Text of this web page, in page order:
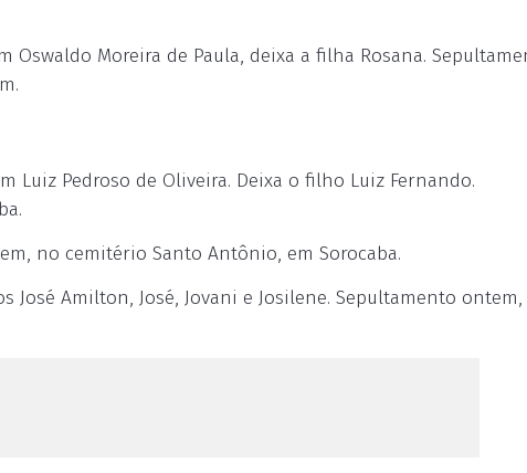
Oswaldo Moreira de Paula, deixa a filha Rosana.
Luiz Pedroso de Oliveira. Deixa o filho Luiz Fernando.
no cemitério Santo Antônio, em Sorocaba.
José Amilton, José, Jovani e Josilene. Sepultamento